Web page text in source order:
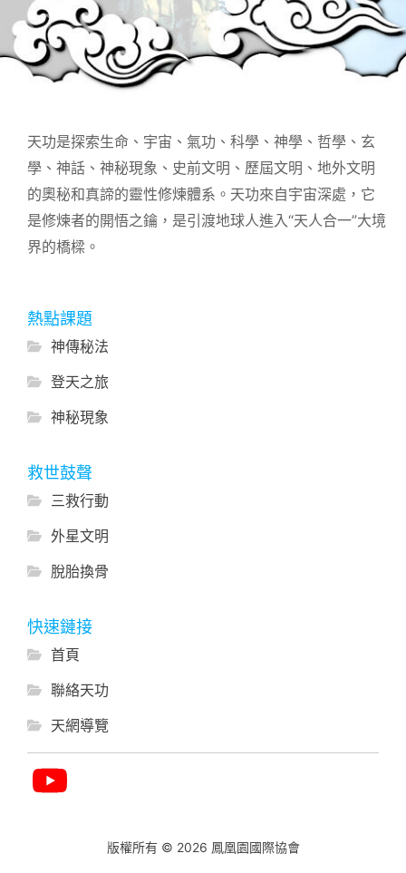
天功是探索生命、宇宙、氣功、科學、神學、哲學、玄
學、神話、神秘現象、史前文明、歷屆文明、地外文明
的奧秘和真諦的靈性修煉體系。天功來自宇宙深處，它
是修煉者的開悟之鑰，是引渡地球人進入“天人合一”大境
界的橋樑。
熱點課題
神傳秘法
登天之旅
神秘現象
救世鼓聲
三救行動
外星文明
脫胎換骨
快速鏈接
首頁
聯絡天功
天網導覽
版權所有 © 2026 鳳凰園國際協會